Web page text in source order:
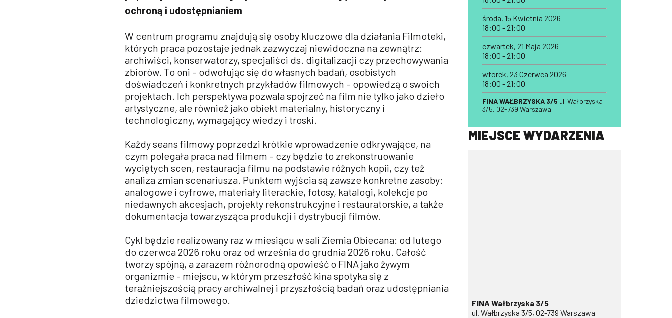
ochroną i udostępnianiem
W centrum programu znajdują się osoby kluczowe dla działania Filmoteki,
których praca pozostaje jednak zazwyczaj niewidoczna na zewnątrz:
archiwiści, konserwatorzy, specjaliści ds. digitalizacji czy przechowywania
zbiorów. To oni – odwołując się do własnych badań, osobistych
doświadczeń i konkretnych przykładów filmowych – opowiedzą o swoich
projektach. Ich perspektywa pozwala spojrzeć na film nie tylko jako dzieło
artystyczne, ale również jako obiekt materialny, historyczny i
technologiczny, wymagający wiedzy i troski.
Każdy seans filmowy poprzedzi krótkie wprowadzenie odkrywające, na
czym polegała praca nad filmem – czy będzie to zrekonstruowanie
wyciętych scen, restauracja filmu na podstawie różnych kopii, czy też
analiza zmian scenariusza. Punktem wyjścia są zawsze konkretne zasoby:
analogowe i cyfrowe, materiały literackie, fotosy, katalogi, kolekcje po
niedawnych akcesjach, projekty rekonstrukcyjne i restauratorskie, a także
dokumentacja towarzysząca produkcji i dystrybucji filmów.
Cykl będzie realizowany raz w miesiącu w sali Ziemia Obiecana: od lutego
do czerwca 2026 roku oraz od września do grudnia 2026 roku. Całość
tworzy spójną, a zarazem różnorodną opowieść o FINA jako żywym
organizmie – miejscu, w którym przeszłość kina spotyka się z
teraźniejszością pracy archiwalnej i przyszłością badań oraz udostępniania
dziedzictwa filmowego.
środa, 15 Kwietnia 2026
18:00 - 21:00
czwartek, 21 Maja 2026
18:00 - 21:00
wtorek, 23 Czerwca 2026
18:00 - 21:00
FINA WAŁBRZYSKA 3/5 ul. Wałbrzyska
3/5, 02-739 Warszawa
MIEJSCE WYDARZENIA
FINA Wałbrzyska 3/5
ul. Wałbrzyska 3/5, 02-739 Warszawa